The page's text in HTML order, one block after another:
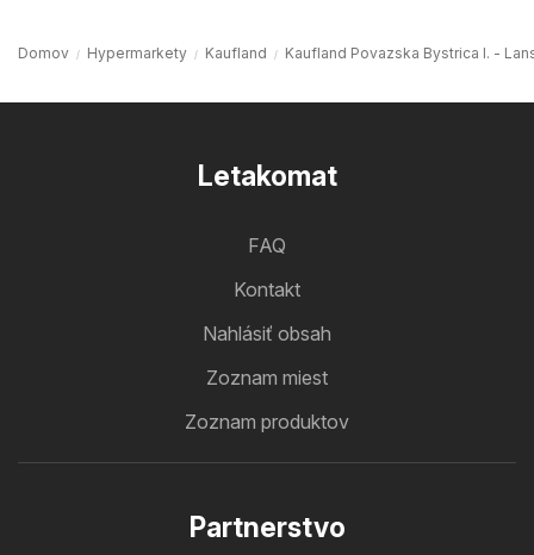
Domov Hypermarkety Kaufland Kaufland Povazska Bystrica I. -
Letakomat
FAQ
Kontakt
Nahlásiť obsah
Zoznam miest
Zoznam produktov
Partnerstvo